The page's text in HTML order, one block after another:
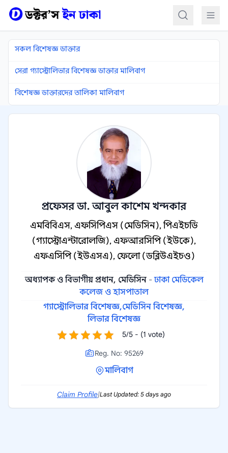
সকল বিশেষজ্ঞ ডাক্তার
সেরা গ্যাস্ট্রোলিভার বিশেষজ্ঞ ডাক্তার মালিবাগ
বিশেষজ্ঞ ডাক্তারদের তালিকা মালিবাগ
প্রফেসর ডা. আবুল কাশেম খন্দকার
এমবিবিএস, এফসিপিএস (মেডিসিন), পিএইচডি
(গ্যাস্ট্রোএন্টারোলজি), এফআরসিপি (ইউকে),
এফএসিপি (ইউএসএ), ফেলো (ডব্লিউএইচও)
অধ্যাপক ও বিভাগীয় প্রধান, মেডিসিন -ঢাকা মেডিকেল
কলেজ ও হাসপাতাল
গ্যাস্ট্রোলিভার বিশেষজ্ঞ,মেডিসিন বিশেষজ্ঞ,
লিভার বিশেষজ্ঞ
5/5 - (1 vote)
Reg. No: 95269
মালিবাগ
Claim Profile|Last Updated: 5 days ago